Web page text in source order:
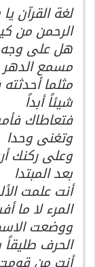
لغة
الرحمن من
هل على وجه
مسمع
مثلما
شيئاً أبداً
فتعاطاك
وتغنى وحدا
وعلى ركنك
بعد المبتدا
أنت علمت
المرء لا ما
ووضعت
الحرف